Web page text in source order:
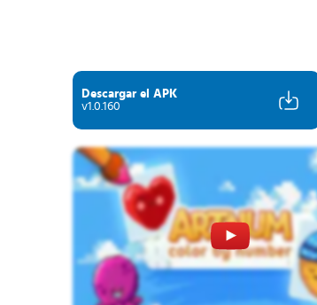
Descargar el APK
v1.0.160